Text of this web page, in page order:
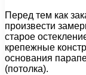
Перед тем как
произвести
старое
крепежные
основания
(потолка).